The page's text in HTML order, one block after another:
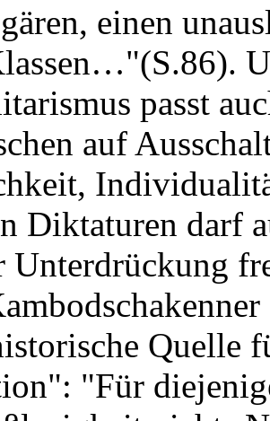
einen
passt
auf
Diktaturen darf
Unterdrückung
Quelle
"Für